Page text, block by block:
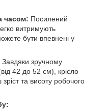
часом: Посилений
витримують
бути впевнені у
Завдяки зручному
42 до 52 см), крісло
та висоту робочого